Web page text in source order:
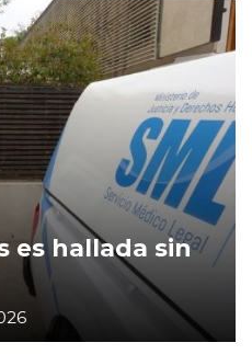
es hallada sin